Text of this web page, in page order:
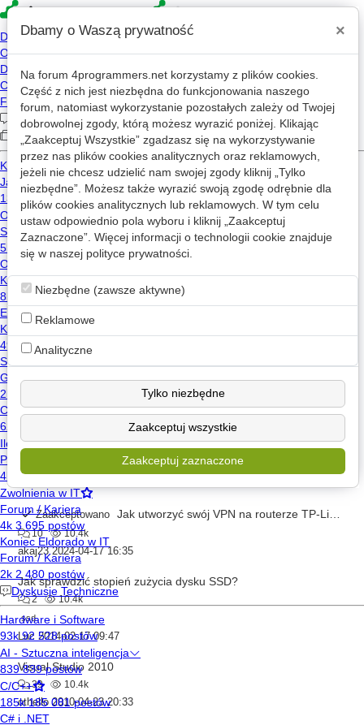
4p » Forum
Hardware/Software
« 1 2 ... 759 ... 773 »
Nowy wątek
Kopiowanie tekstu z PDF
5 10.4k
Adam.Pilorz 2006-09-21 13:14
Problem z wampserwer na najnowszym windowsie
Marina tematu 2014-08-18 21:15
Zaakceptowano
8
10.4k
c++
Odyn 2011-11-23 22:47
Jak dopasować rozdzielczość do rozmiaru okna (vmware workstation) ?
Zaakceptowano Jak utworzyć swój VPN na routerze TP-Link w Orange z Funbox 6?
10 10.4k
akaj23 2024-04-17 16:35
Jak sprawdzić stopień zużycia dysku SSD?
2
10.4k
ssd
Luc 2014-02-17 09:47
Visual Studio 2010
39 10.4k
othello 2010-04-23 20:33
Dbamy o Waszą prywatność ×
Na forum 4programmers.net korzystamy z plików cookies.
Część z nich jest niezbędna do funkcjonowania naszego
forum, natomiast wykorzystanie pozostałych zależy od Twojej
dobrowolnej zgody, którą możesz wyrazić poniżej. Klikając
„Zaakceptuj Wszystkie” zgadzasz się na wykorzystywanie
przez nas plików cookies analitycznych oraz reklamowych,
jeżeli nie chcesz udzielić nam swojej zgody kliknij „Tylko
niezbędne”. Możesz także wyrazić swoją zgodę odrębnie dla
plików cookies analitycznych lub reklamowych. W tym celu
ustaw odpowiednio pola wyboru i kliknij „Zaakceptuj
Zaznaczone”. Więcej informacji o technologii cookie znajduje
się w naszej polityce prywatności.
Niezbędne (zawsze aktywne)
Reklamowe
Analityczne
Tylko niezbędne
Zaakceptuj wszystkie
Zaakceptuj zaznaczone